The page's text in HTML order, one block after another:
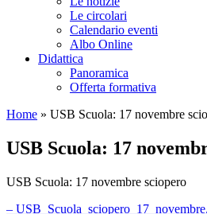
Le circolari
Calendario eventi
Albo Online
Didattica
Panoramica
Offerta formativa
Home » USB Scuola: 17 novembre
USB Scuola: 17
USB Scuola: 17 novembre sciopero
–